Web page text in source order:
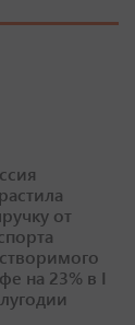
от
на 23% в I